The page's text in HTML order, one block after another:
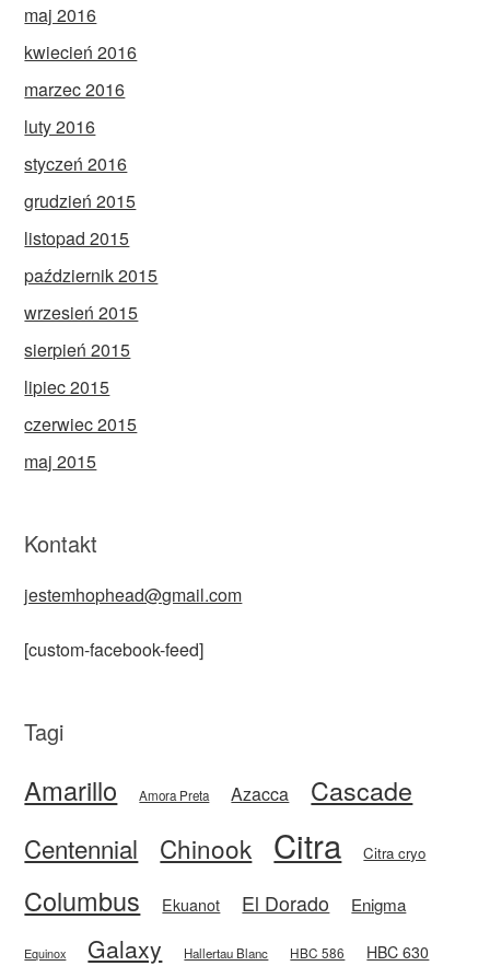
maj 2016
kwiecień 2016
marzec 2016
luty 2016
styczeń 2016
grudzień 2015
listopad 2015
październik 2015
wrzesień 2015
sierpień 2015
lipiec 2015
czerwiec 2015
maj 2015
Kontakt
jestemhophead@gmail.com
[custom-facebook-feed]
Tagi
Amarillo Amora Preta Azacca Cascade
Centennial Chinook Citra Citra cryo
Columbus Ekuanot El Dorado Enigma
Equinox Galaxy Hallertau Blanc HBC 586 HBC 630